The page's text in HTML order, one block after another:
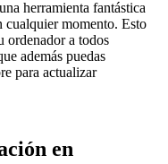
herramienta fantástica
cualquier momento. Esto
ordenador a todos
además puedas
para actualizar
en